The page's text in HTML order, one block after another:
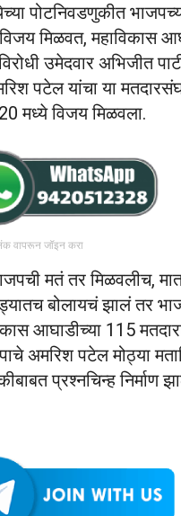
पोटनिवडणुकीत
मिळवत, महाविकास
उमेदवार अभिजीत
पटेल यांचा या
मध्ये विजय मिळवला.
वापरून जॉइन करा
मतं तर मिळवलीच,
बोलायचं झालं तर
आघाडीच्या 115
अमरिश पटेल मोठ्या
प्रश्नचिन्ह निर्माण